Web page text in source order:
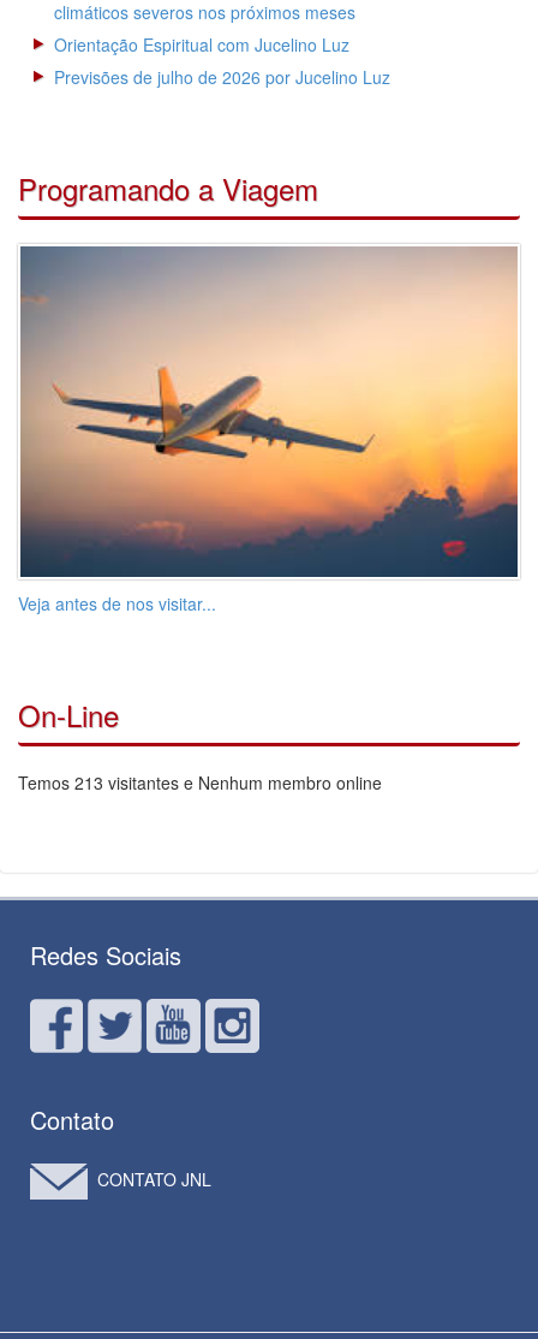
climáticos severos nos próximos meses
Orientação Espiritual com Jucelino Luz
Previsões de julho de 2026 por Jucelino Luz
Programando a Viagem
Veja antes de nos visitar...
On-Line
Temos 213 visitantes e Nenhum membro online
Redes Sociais
Contato
CONTATO JNL